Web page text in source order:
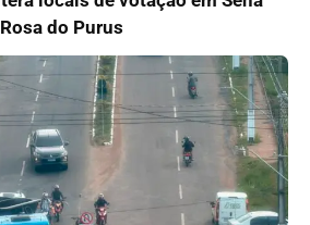
do Purus